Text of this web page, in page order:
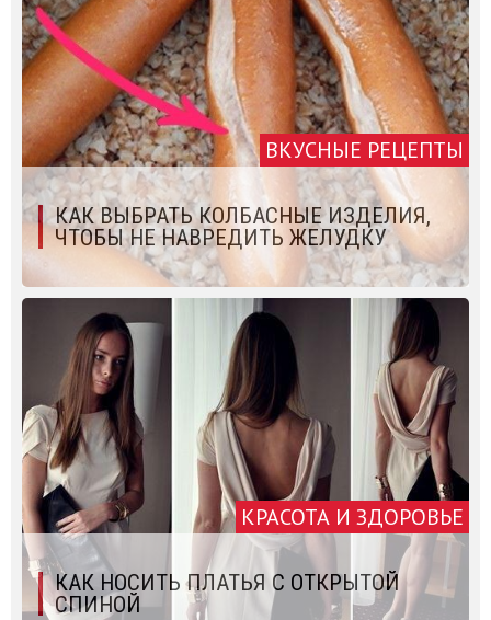
ВКУСНЫЕ РЕЦЕПТЫ
КАК ВЫБРАТЬ КОЛБАСНЫЕ ИЗДЕЛИЯ,
ЧТОБЫ НЕ НАВРЕДИТЬ ЖЕЛУДКУ
КРАСОТА И ЗДОРОВЬЕ
КАК НОСИТЬ ПЛАТЬЯ С ОТКРЫТОЙ
СПИНОЙ